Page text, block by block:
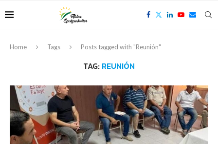
Home Tags Posts tagged with "Reunión"
TAG: REUNIÓN